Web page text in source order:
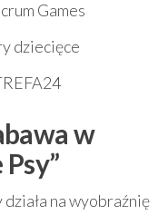
Games
dziecięce
w
działa na wyobraźnię